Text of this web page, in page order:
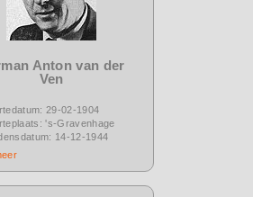
Anton van der
Ven
29-02-1904
's-Gravenhage
14-12-1944